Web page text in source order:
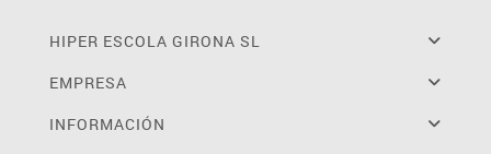
HIPER ESCOLA GIRONA SL
EMPRESA
INFORMACIÓN